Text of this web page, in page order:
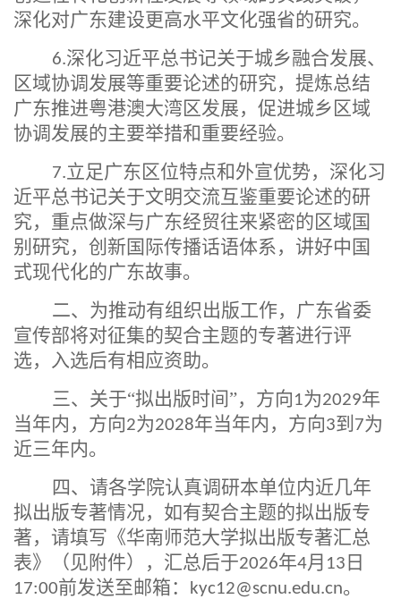
深化对广东建设更高水平文化强省的研究。
6.深化习近平总书记关于城乡融合发展、
区域协调发展等重要论述的研究，提炼总结
广东推进粤港澳大湾区发展，促进城乡区域
协调发展的主要举措和重要经验。
7.立足广东区位特点和外宣优势，深化习
近平总书记关于文明交流互鉴重要论述的研
究，重点做深与广东经贸往来紧密的区域国
别研究，创新国际传播话语体系，讲好中国
式现代化的广东故事。
二、 为推动有组织出版工作，广东省委
宣传部将对征集的契合主题的专著进行评
选，入选后有相应资助。
三、关于“拟出版时间”，方向1为2029年
当年内，方向2为2028年当年内，方向3到 7为
近三年内。
四、请各学院认真调研本单位内近几年
拟出版专著情况，如有契合主题的拟出版专
著，请填写《华南师范大学拟出版专著汇总
表》（见附件），汇总后于2026年4月 13 日
17:00前发送至邮箱： kyc12@scnu.edu.cn。